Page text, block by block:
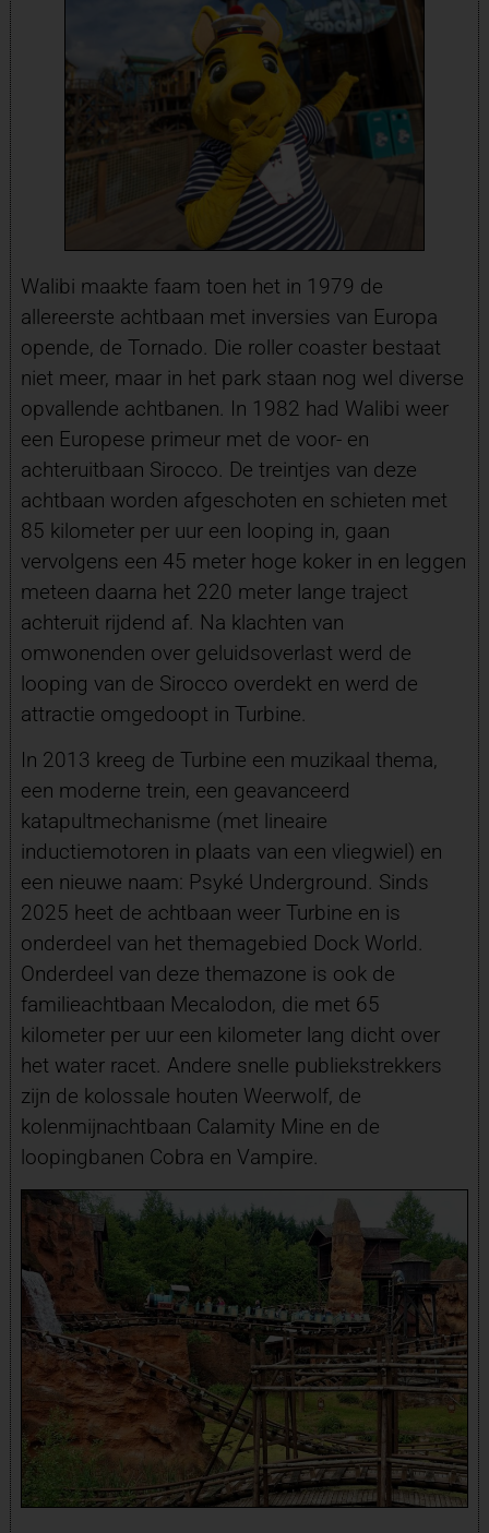
Walibi maakte faam toen het in 1979 de
allereerste achtbaan met inversies van Europa
opende, de Tornado. Die roller coaster bestaat
niet meer, maar in het park staan nog wel diverse
opvallende achtbanen. In 1982 had Walibi weer
een Europese primeur met de voor- en
achteruitbaan Sirocco. De treintjes van deze
achtbaan worden afgeschoten en schieten met
85 kilometer per uur een looping in, gaan
vervolgens een 45 meter hoge koker in en leggen
meteen daarna het 220 meter lange traject
achteruit rijdend af. Na klachten van
omwonenden over geluidsoverlast werd de
looping van de Sirocco overdekt en werd de
attractie omgedoopt in Turbine.
In 2013 kreeg de Turbine een muzikaal thema,
een moderne trein, een geavanceerd
katapultmechanisme (met lineaire
inductiemotoren in plaats van een vliegwiel) en
een nieuwe naam: Psyké Underground. Sinds
2025 heet de achtbaan weer Turbine en is
onderdeel van het themagebied Dock World.
Onderdeel van deze themazone is ook de
familieachtbaan Mecalodon, die met 65
kilometer per uur een kilometer lang dicht over
het water racet. Andere snelle publiekstrekkers
zijn de kolossale houten Weerwolf, de
kolenmijnachtbaan Calamity Mine en de
loopingbanen Cobra en Vampire.